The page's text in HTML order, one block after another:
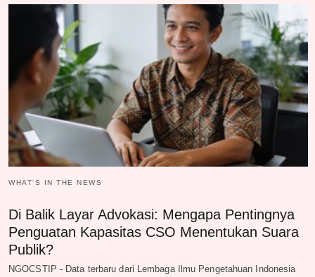
WHAT‘S IN THE NEWS
Di Balik Layar Advokasi: Mengapa Pentingnya
Penguatan Kapasitas CSO Menentukan Suara
Publik?
NGOCSTIP - Data terbaru dari Lembaga Ilmu Pengetahuan Indonesia